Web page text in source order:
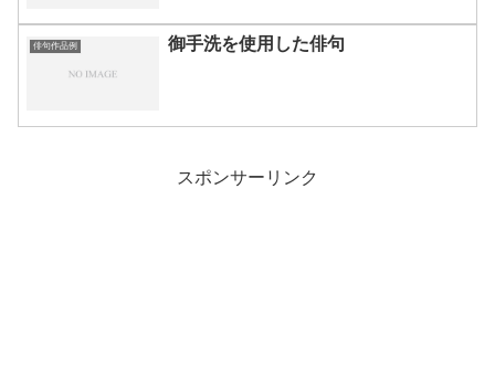
俳句作品例 御手洗を使用した俳句
スポンサーリンク